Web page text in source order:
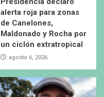
alerta roja para zonas
de Canelones,
Maldonado y Rocha por
un ciclón extratropical
agosto 6, 2026